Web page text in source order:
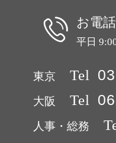
お電
平日
東京 Tel
大阪 Tel
人事・総務